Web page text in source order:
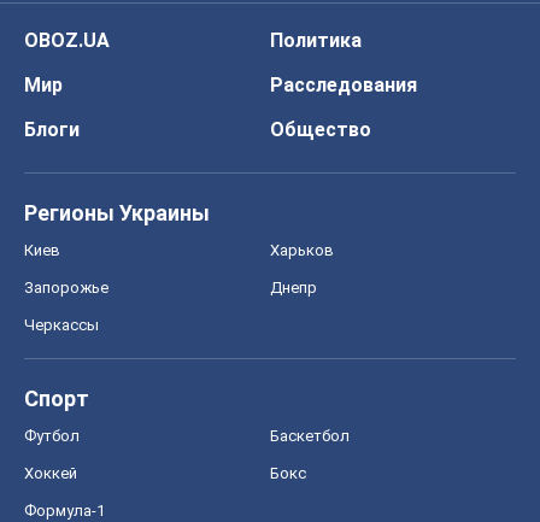
OBOZ.UA
Политика
Мир
Расследования
Блоги
Общество
Регионы Украины
Киев Харьков
Запорожье Днепр
Черкассы
Спорт
Футбол Баскетбол
Хоккей Бокс
Формула-1